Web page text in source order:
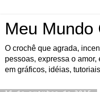
Meu Mundo
O crochê que agrada,
pessoas, expressa o
em gráficos, idéias,